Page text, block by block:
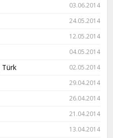
03.06.2014
24.05.2014
12.05.2014
04.05.2014
Türk 02.05.2014
29.04.2014
26.04.2014
21.04.2014
13.04.2014